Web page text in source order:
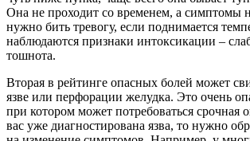
Она не проходит со временем, а симптомы
нужно бить тревогу, если поднимается
наблюдаются признаки интоксикации –
тошнота.
Вторая в рейтинге опасных болей может
язве или перфорации желудка. Это очень
при котором может потребоваться срочная
вас уже диагностирована язва, то нужно